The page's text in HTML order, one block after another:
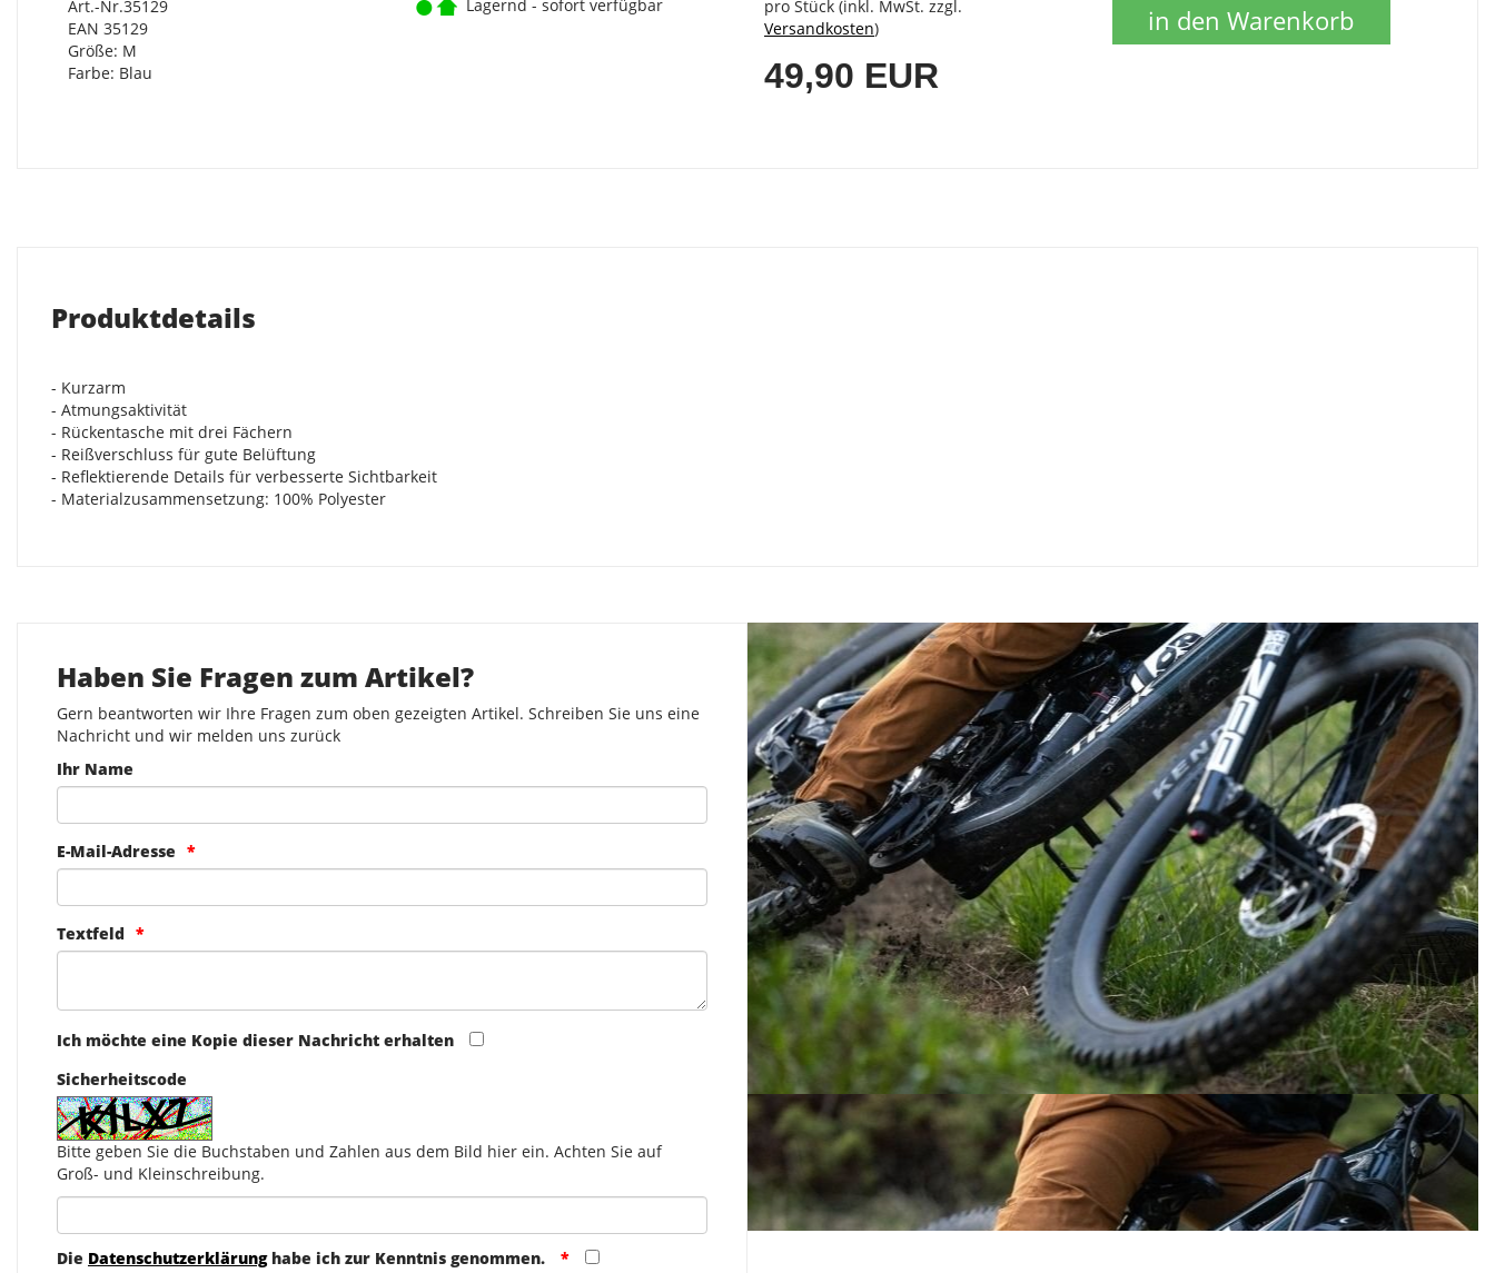
Art.-Nr.35129
EAN 35129
Größe: M
Farbe: Blau
Lagernd - sofort verfügbar
pro Stück (inkl. MwSt. zzgl.
Versandkosten)
49,90 EUR
in den Warenkorb
Produktdetails
- Kurzarm
- Atmungsaktivität
- Rückentasche mit drei Fächern
- Reißverschluss für gute Belüftung
- Reflektierende Details für verbesserte Sichtbarkeit
- Materialzusammensetzung: 100% Polyester
Haben Sie Fragen zum Artikel?
Gern beantworten wir Ihre Fragen zum oben gezeigten Artikel. Schreiben Sie uns eine
Nachricht und wir melden uns zurück
Ihr Name
E-Mail-Adresse
Textfeld
Ich möchte eine Kopie dieser Nachricht erhalten
Sicherheitscode
Bitte geben Sie die Buchstaben und Zahlen aus dem Bild hier ein. Achten Sie auf
Groß- und Kleinschreibung.
Die Datenschutzerklärunghabe ich zur Kenntnis genommen.